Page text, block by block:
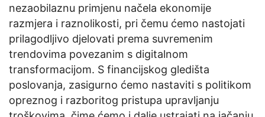
nezaobilaznu primjenu načela ekonomije
razmjera i raznolikosti, pri čemu ćemo nastojati
prilagodljivo djelovati prema suvremenim
trendovima povezanim s digitalnom
transformacijom. S financijskog gledišta
poslovanja, zasigurno ćemo nastaviti s politikom
opreznog i razboritog pristupa upravljanju